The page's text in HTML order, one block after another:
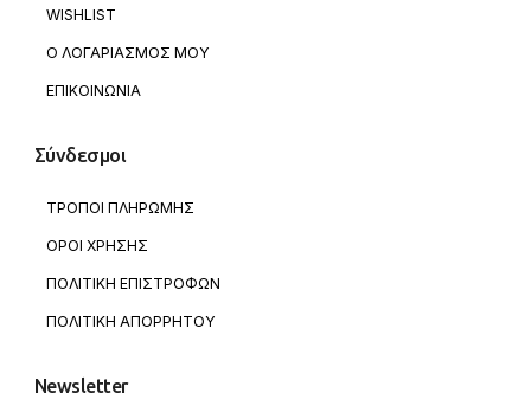
WISHLIST
Ο ΛΟΓΑΡΙΑΣΜΟΣ ΜΟΥ
ΕΠΙΚΟΙΝΩΝΙΑ
Σύνδεσμοι
ΤΡΟΠΟΙ ΠΛΗΡΩΜΗΣ
ΟΡΟΙ ΧΡΗΣΗΣ
ΠΟΛΙΤΙΚΗ ΕΠΙΣΤΡΟΦΩΝ
ΠΟΛΙΤΙΚΗ ΑΠΟΡΡΗΤΟΥ
Newsletter